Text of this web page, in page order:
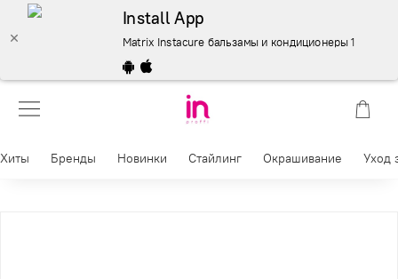
Install App
Matrix Instacure бальзамы и кондиционеры 1000
Хиты Бренды Новинки Стайлинг Окрашивание Уход